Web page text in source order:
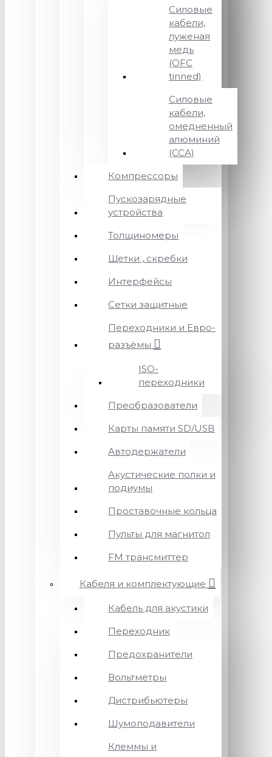
Силовые
кабели,
луженая
медь
(OFC
tinned)
Силовые
кабели,
омедненный
алюминий
(CCA)
Компрессоры
Пускозарядные
устройства
Толщиномеры
Щетки , скребки
Интерфейсы
Сетки защитные
Переходники и Евро-
разъёмы
ISO-
переходники
Преобразователи
Карты памяти SD/USB
Автодержатели
Акустические полки и
подиумы
Проставочные кольца
Пульты для магнитол
FM трансмиттер
Кабеля и комплектующие
Кабель для акустики
Переходник
Предохранители
Вольтметры
Дистрибьютеры
Шумоподавители
Клеммы и